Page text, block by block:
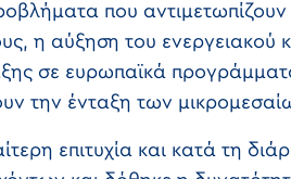
που αντιμετωπίζουν
η αύξηση του ενεργειακού
σε ευρωπαϊκά
την ένταξη των
επιτυχία και κατά τη